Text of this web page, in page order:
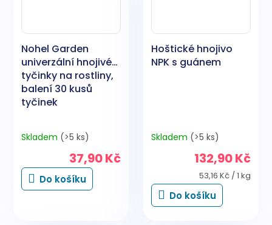
Nohel Garden
univerzální hnojivé
tyčinky na rostliny,
balení 30 kusů
tyčinek
Skladem (>5 ks)
37,90 Kč
Do košíku
Hoštické hnojivo
NPK s guánem
Skladem (>5 ks)
132,90 Kč
Měrná
cena:
53,16 Kč / 1 kg
Do košíku